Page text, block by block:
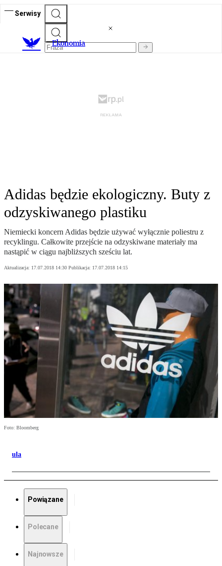
Serwisy
Ekonomia
Adidas będzie ekologiczny. Buty z
odzyskiwanego plastiku
Niemiecki koncern Adidas będzie używać wyłącznie poliestru z
recyklingu. Całkowite przejście na odzyskiwane materiały ma
nastąpić w ciągu najbliższych sześciu lat.
Aktualizacja: 17.07.2018 14:30 Publikacja: 17.07.2018 14:15
Foto: Bloomberg
ula
Powiązane
Polecane
Najnowsze